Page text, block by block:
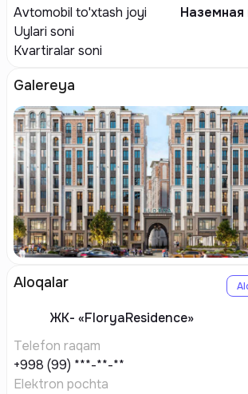
Avtomobil to'xtash joyi
Наземная
Uylari soni
Kvartiralar soni
Galereya
Aloqalar
ЖК- «FloryaResidence»
Telefon raqam
+998 (99) ***-**-**
Elektron pochta